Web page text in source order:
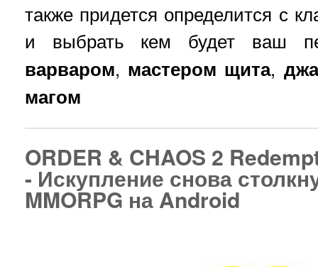
также придется определится с
и выбрать кем будет ваш
варваром, мастером щита,
магом
ORDER & CHAOS 2
- Искупление снова
MMORPG на Android